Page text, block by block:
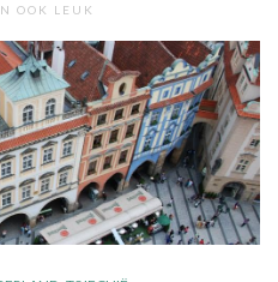
OOK LEUK